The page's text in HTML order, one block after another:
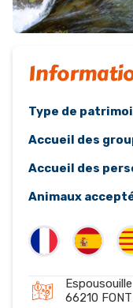
Type de
Accueil des
Accueil des
Animaux
Espousouille
66210